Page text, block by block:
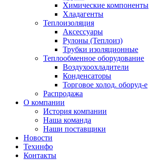
Химические компоненты
Хладагенты
Теплоизоляция
Аксессуары
Рулоны (Теплоиз)
Трубки изоляционные
Теплообменное оборудование
Воздухоохладители
Конденсаторы
Торговое холод. оборуд-е
Распродажа
О компании
История компании
Наша команда
Наши поставщики
Новости
Техинфо
Контакты